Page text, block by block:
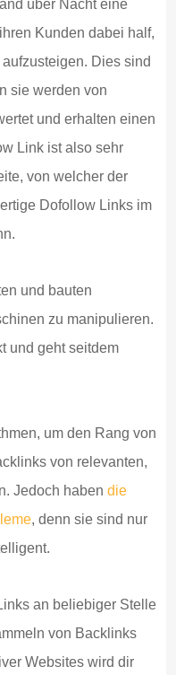
über Nacht eine
Kunden dabei half,
Dies sind
sie werden von
und erhalten einen
Link ist also sehr
von welcher der
Dofollow Links im
und bauten
zu manipulieren.
und geht seitdem
um den Rang von
von relevanten,
Jedoch habendie
, denn sie sind nur
an beliebiger Stelle
von Backlinks
Websites wird dir